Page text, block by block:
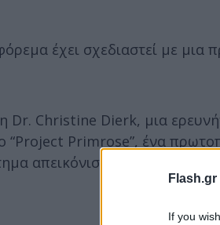
Flash.gr
If you
έχει σχεδιαστεί με μια
Dr. Christine Dierk, μια
Primrose”, ένα
απεικόνισης.